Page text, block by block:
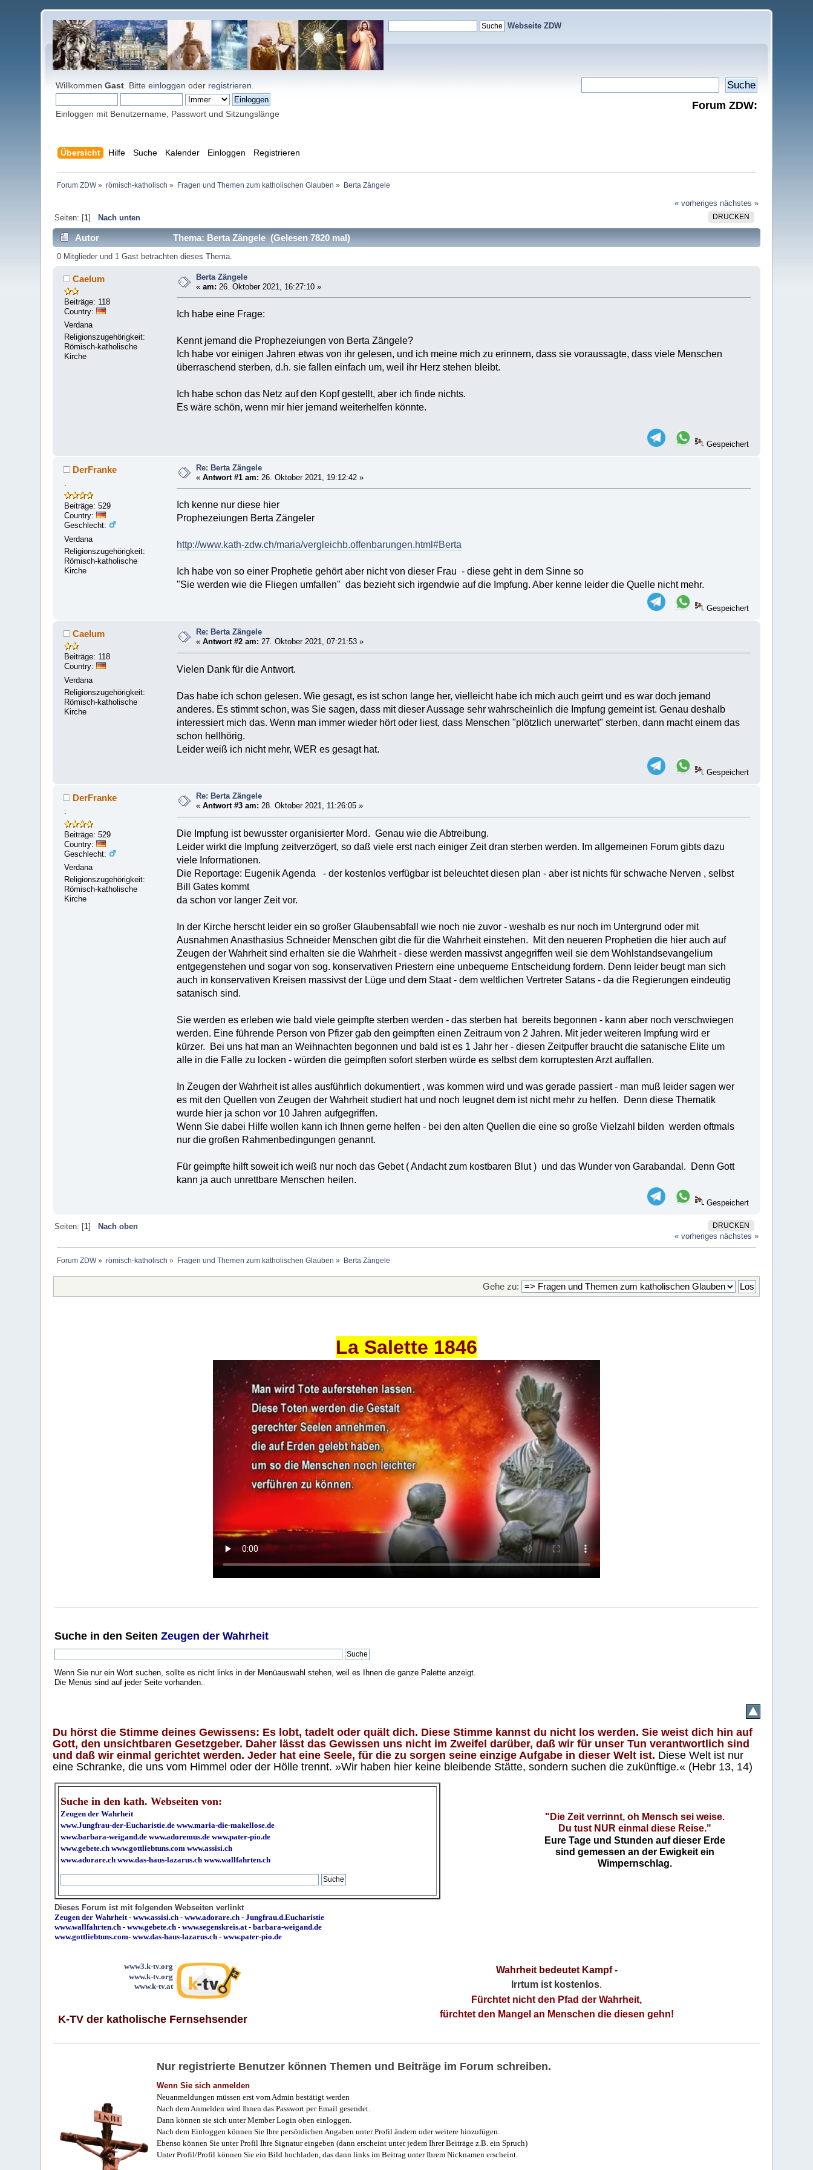
Webseite ZDW
WillkommenGast . Bitteeinloggen oder registrieren
Einloggen mit Benutzername, Passwort und Sitzungslänge
Forum ZDW:
Übersicht Hilfe Suche Kalender Einloggen Registrieren
Forum ZDW» römisch-katholisch » Fragen und Themen zum katholischen Glauben » Berta Zängele
« vorheriges nächstes »
DRUCKEN
Seiten: [1] Nach unten
Autor Thema: Berta Zängele (Gelesen 7820 mal)
0 Mitglieder und 1 Gast betrachten dieses Thema.
Caelum
Beiträge: 118
Country:
Verdana
Religionszugehörigkeit:
Römisch-katholische
Kirche
Berta Zängele
«am: 26. Oktober 2021, 16:27:10 »
Ich habe eine Frage:
Kennt jemand die Prophezeiungen von Berta Zängele?
Ich habe vor einigen Jahren etwas von ihr gelesen, und ich meine mich zu erinnern, dass sie voraussagte, dass viele Menschen
überraschend sterben, d.h. sie fallen einfach um, weil ihr Herz stehen bleibt.
Ich habe schon das Netz auf den Kopf gestellt, aber ich finde nichts.
Es wäre schön, wenn mir hier jemand weiterhelfen könnte.
Gespeichert
DerFranke
Beiträge: 529
Country:
Geschlecht:
Verdana
Religionszugehörigkeit:
Römisch-katholische
Kirche
Re: Berta Zängele
«Antwort #1 am: 26. Oktober 2021, 19:12:42 »
Ich kenne nur diese hier
Prophezeiungen Berta Zängeler
http://www.kath-zdw.ch/maria/vergleichb.offenbarungen.html#Berta
Ich habe von so einer Prophetie gehört aber nicht von dieser Frau - diese geht in dem Sinne so
"Sie werden wie die Fliegen umfallen" das bezieht sich irgendwie auf die Impfung. Aber kenne leider die Quelle nicht mehr.
Gespeichert
Caelum
Beiträge: 118
Country:
Verdana
Religionszugehörigkeit:
Römisch-katholische
Kirche
Re: Berta Zängele
«Antwort #2 am: 27. Oktober 2021, 07:21:53 »
Vielen Dank für die Antwort.
Das habe ich schon gelesen. Wie gesagt, es ist schon lange her, vielleicht habe ich mich auch geirrt und es war doch jemand
anderes. Es stimmt schon, was Sie sagen, dass mit dieser Aussage sehr wahrscheinlich die Impfung gemeint ist. Genau deshalb
interessiert mich das. Wenn man immer wieder hört oder liest, dass Menschen "plötzlich unerwartet" sterben, dann macht einem das
schon hellhörig.
Leider weiß ich nicht mehr, WER es gesagt hat.
Gespeichert
DerFranke
.
Beiträge: 529
Country:
Geschlecht:
Verdana
Religionszugehörigkeit:
Römisch-katholische
Kirche
Re: Berta Zängele
«Antwort #3 am: 28. Oktober 2021, 11:26:05 »
Die Impfung ist bewusster organisierter Mord. Genau wie die Abtreibung.
Leider wirkt die Impfung zeitverzögert, so daß viele erst nach einiger Zeit dran sterben werden. Im allgemeinen Forum gibts dazu
viele Informationen.
Die Reportage: Eugenik Agenda - der kostenlos verfügbar ist beleuchtet diesen plan - aber ist nichts für schwache Nerven , selbst
Bill Gates kommt
da schon vor langer Zeit vor.
In der Kirche herscht leider ein so großer Glaubensabfall wie noch nie zuvor - weshalb es nur noch im Untergrund oder mit
Ausnahmen Anasthasius Schneider Menschen gibt die für die Wahrheit einstehen. Mit den neueren Prophetien die hier auch auf
Zeugen der Wahrheit sind erhalten sie die Wahrheit - diese werden massivst angegriffen weil sie dem Wohlstandsevangelium
entgegenstehen und sogar von sog. konservativen Priestern eine unbequeme Entscheidung fordern. Denn leider beugt man sich
auch in konservativen Kreisen massivst der Lüge und dem Staat - dem weltlichen Vertreter Satans - da die Regierungen eindeutig
satanisch sind.
Sie werden es erleben wie bald viele geimpfte sterben werden - das sterben hat bereits begonnen - kann aber noch verschwiegen
werden. Eine führende Person von Pfizer gab den geimpften einen Zeitraum von 2 Jahren. Mit jeder weiteren Impfung wird er
kürzer. Bei uns hat man an Weihnachten begonnen und bald ist es 1 Jahr her - diesen Zeitpuffer braucht die satanische Elite um
alle in die Falle zu locken - würden die geimpften sofort sterben würde es selbst dem korruptesten Arzt auffallen.
In Zeugen der Wahrheit ist alles ausführlich dokumentiert , was kommen wird und was gerade passiert - man muß leider sagen wer
es mit den Quellen von Zeugen der Wahrheit studiert hat und noch leugnet dem ist nicht mehr zu helfen. Denn diese Thematik
wurde hier ja schon vor 10 Jahren aufgegriffen.
Wenn Sie dabei Hilfe wollen kann ich Ihnen gerne helfen - bei den alten Quellen die eine so große Vielzahl bilden werden oftmals
nur die großen Rahmenbedingungen genannt.
Für geimpfte hilft soweit ich weiß nur noch das Gebet ( Andacht zum kostbaren Blut ) und das Wunder von Garabandal. Denn Gott
kann ja auch unrettbare Menschen heilen.
Gespeichert
DRUCKEN
Seiten: [1] Nach oben
« vorheriges nächstes »
Forum ZDW» römisch-katholisch » Fragen und Themen zum katholischen Glauben » Berta Zängele
Gehe zu:
La Salette 1846
Suche in den SeitenZeugen der Wahrheit
Wenn Sie nur ein Wort suchen, sollte es nicht links in der Menüauswahl stehen, weil es Ihnen die ganze Palette anzeigt.
Die Menüs sind auf jeder Seite vorhanden.
Du hörst die Stimme deines Gewissens: Es lobt, tadelt oder quält dich. Diese Stimme kannst du nicht los werden. Sie weist dich hin auf
Gott, den unsichtbaren Gesetzgeber. Daher lässt das Gewissen uns nicht im Zweifel darüber, daß wir für unser Tun verantwortlich sind
und daß wir einmal gerichtet werden. Jeder hat eine Seele, für die zu sorgen seine einzige Aufgabe in dieser Welt ist. Diese Welt ist nur
eine Schranke, die uns vom Himmel oder der Hölle trennt. »Wir haben hier keine bleibende Stätte, sondern suchen die zukünftige.« (Hebr 13, 14)
Suche in den kath. Webseiten von:
Zeugen der Wahrheit
www.Jungfrau-der-Eucharistie.de www.maria-die-makellose.de
www.barbara-weigand.de www.adoremus.de www.pater-pio.de
www.gebete.ch www.gottliebtuns.com www.assisi.ch
www.adorare.ch www.das-haus-lazarus.ch www.wallfahrten.ch
"Die Zeit verrinnt, oh Mensch sei weise.
Du tust NUR einmal diese Reise."
Eure Tage und Stunden auf dieser Erde
sind gemessen an der Ewigkeit ein
Wimpernschlag.
Dieses Forum ist mit folgenden Webseiten verlinkt
Zeugen der Wahrheit -www.assisi.ch -www.adorare.ch -Jungfrau.d.Eucharistie
www.wallfahrten.ch -www.gebete.ch -www.segenskreis.at -barbara-weigand.de
www.gottliebtuns.com-www.das-haus-lazarus.ch - www.pater-pio.de
www3.k-tv.org
www.k-tv.org
www.k-tv.at
K-TV der katholische Fernsehsender
Wahrheit bedeutet Kampf-
Irrtum ist kostenlos.
Fürchtet nicht den Pfad der Wahrheit,
fürchtet den Mangel an Menschen die diesen gehn!
Nur registrierte Benutzer können Themen und Beiträge im Forum schreiben.
Wenn Sie sich anmelden
Neuanmeldungen müssen erst vom Admin bestätigt werden
Nach dem Anmelden wird Ihnen das Passwort per Email gesendet.
Dann können sie sich unter Member Login oben einloggen.
Nach dem Einloggen können Sie Ihre persönlichen Angaben unter Profil ändern oder weitere hinzufügen.
Ebenso können Sie unter Profil Ihre Signatur eingeben (dann erscheint unter jedem Ihrer Beiträge z.B. ein Spruch)
Unter Profil/Profil können Sie ein Bild hochladen, das dann links im Beitrag unter Ihrem Nicknamen erscheint.